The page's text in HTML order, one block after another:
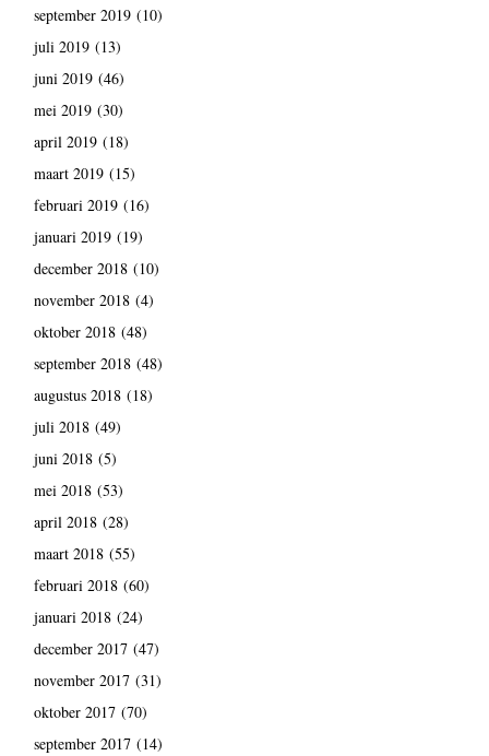
september 2019(10)
juli 2019(13)
juni 2019(46)
mei 2019(30)
april 2019(18)
maart 2019(15)
februari 2019(16)
januari 2019(19)
december 2018(10)
november 2018(4)
oktober 2018(48)
september 2018(48)
augustus 2018(18)
juli 2018(49)
juni 2018(5)
mei 2018(53)
april 2018(28)
maart 2018(55)
februari 2018(60)
januari 2018(24)
december 2017(47)
november 2017(31)
oktober 2017(70)
september 2017(14)